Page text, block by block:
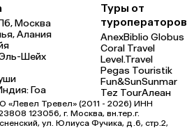
Москва
Алания
Шейх
Гоа
Туры от
туроператоров
AnexBiblio Globus
Coral Travel
Level.Travel
Pegas Touristik
Fun&SunSunmar
Tez TourАлеан
Тревел» (2011 - 2026) ИНН
123056, г. Москва, вн.тер.г.
ул. Юлиуса Фучика, д.6, стр.2,